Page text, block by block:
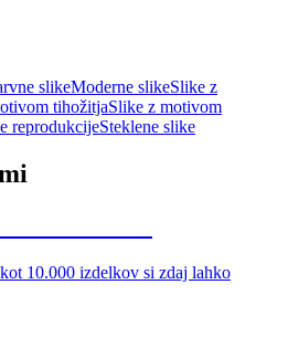
slikeModerne slikeSlike z
tihožitjaSlike z motivom
reprodukcijeSteklene slike
10.000 izdelkov si zdaj lahko